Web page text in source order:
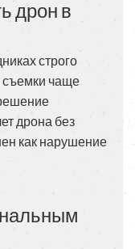
дрон в
строго
съемки чаще
дрона без
как нарушение